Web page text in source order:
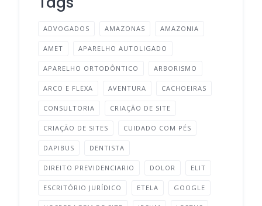
ADVOGADOS AMAZONAS AMAZONIA
AMET APARELHO AUTOLIGADO
APARELHO ORTODÔNTICO ARBORISMO
ARCO E FLEXA AVENTURA CACHOEIRAS
CONSULTORIA CRIAÇÃO DE SITE
CRIAÇÃO DE SITES CUIDADO COM PÉS
DAPIBUS DENTISTA
DIREITO PREVIDENCIARIO DOLOR ELIT
ESCRITÓRIO JURÍDICO ETELA GOOGLE